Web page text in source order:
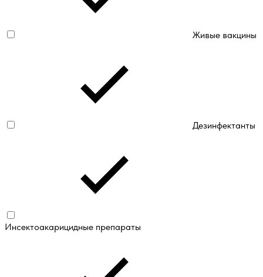
Живые вакцины
Дезинфектанты
Инсектоакарицидные препараты